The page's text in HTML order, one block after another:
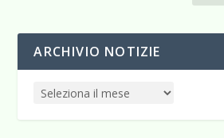
ARCHIVIO NOTIZIE